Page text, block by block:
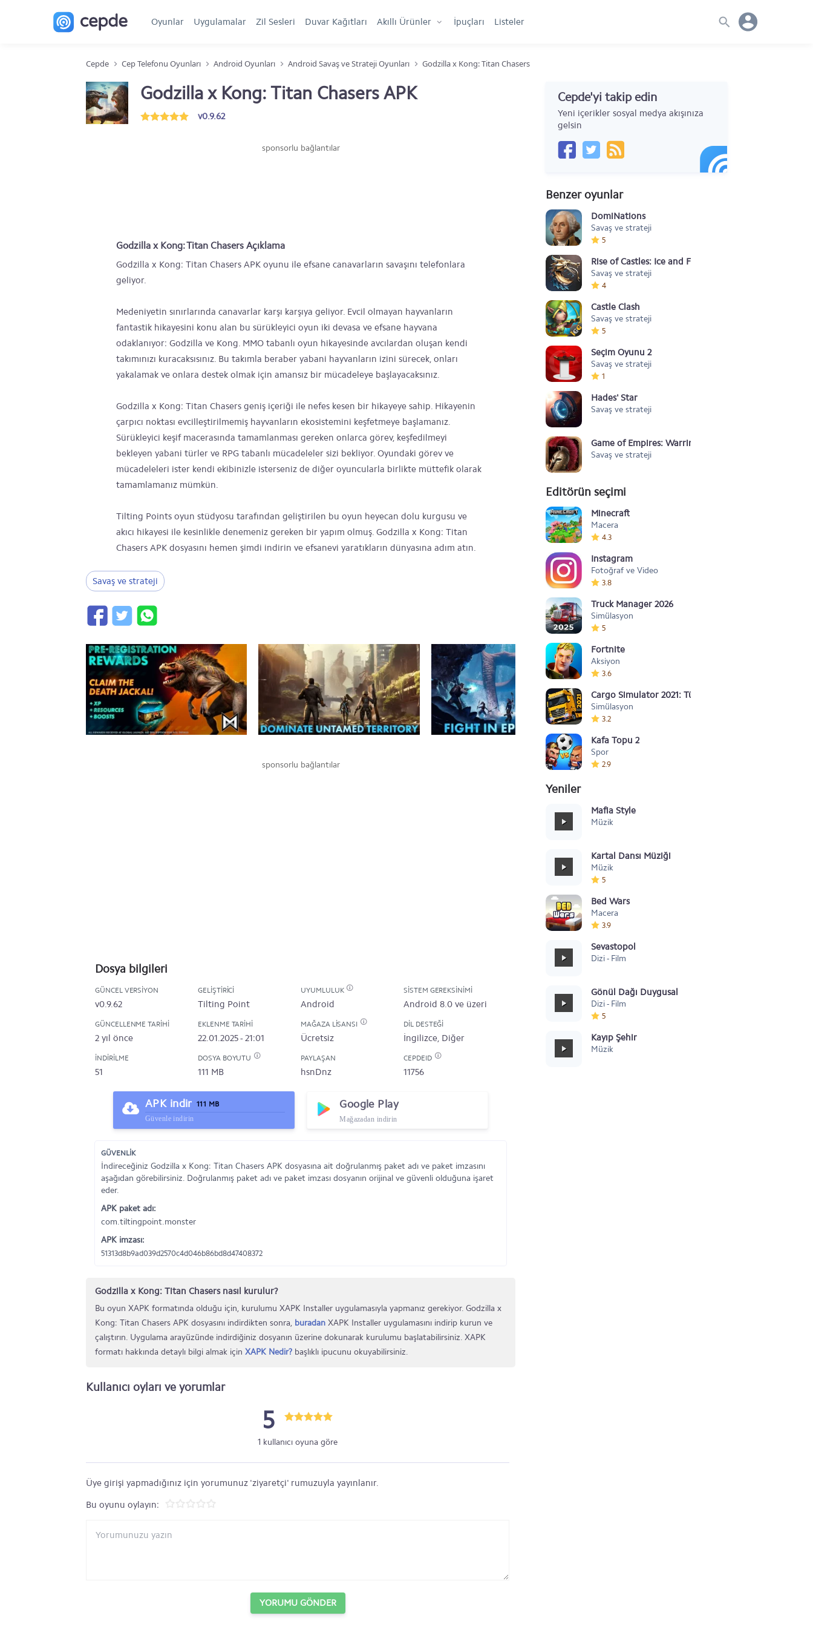
Oyunlar Uygulamalar Zil Sesleri Duvar Kağıtları Akıllı Ürünler İpuçları Listeler
Cepde Cep Telefonu Oyunları Android Oyunları Android Savaş ve Strateji Oyunları Godzilla x Kong: Titan Chasers
Godzilla x Kong: Titan Chasers APK
v0.9.62
sponsorlu bağlantılar
Godzilla x Kong: Titan Chasers Açıklama
Godzilla x Kong: Titan Chasers APK oyunu ile efsane canavarların savaşını telefonlara
geliyor.
Medeniyetin sınırlarında canavarlar karşı karşıya geliyor. Evcil olmayan hayvanların
fantastik hikayesini konu alan bu sürükleyici oyun iki devasa ve efsane hayvana
odaklanıyor: Godzilla ve Kong. MMO tabanlı oyun hikayesinde avcılardan oluşan kendi
takımınızı kuracaksısınız. Bu takımla beraber yabani hayvanların izini sürecek, onları
yakalamak ve onlara destek olmak için amansız bir mücadeleye başlayacaksınız.
Godzilla x Kong: Titan Chasers geniş içeriği ile nefes kesen bir hikayeye sahip. Hikayenin
çarpıcı noktası evcilleştirilmemiş hayvanların ekosistemini keşfetmeye başlamanız.
Sürükleyici keşif macerasında tamamlanması gereken onlarca görev, keşfedilmeyi
bekleyen yabani türler ve RPG tabanlı mücadeleler sizi bekliyor. Oyundaki görev ve
mücadeleleri ister kendi ekibinizle isterseniz de diğer oyuncularla birlikte müttefik olarak
tamamlamanız mümkün.
Tilting Points oyun stüdyosu tarafından geliştirilen bu oyun heyecan dolu kurgusu ve
akıcı hikayesi ile kesinlikle denemeniz gereken bir yapım olmuş. Godzilla x Kong: Titan
Chasers APK dosyasını hemen şimdi indirin ve efsanevi yaratıkların dünyasına adım atın.
Savaş ve strateji
sponsorlu bağlantılar
Dosya bilgileri
GÜNCEL VERSIYON
v0.9.62
GELIŞTIRICI
Tilting Point
UYUMLULUK
Android
SISTEM GEREKSINIMI
Android 8.0 ve üzeri
GÜNCELLENME TARIHI
2 yıl önce
EKLENME TARIHI
22.01.2025 - 21:01
MAĞAZA LISANSI
Ücretsiz
DIL DESTEĞI
İngilizce, Diğer
İNDIRILME
51
DOSYA BOYUTU
111 MB
PAYLAŞAN
hsnDnz
CEPDEID
11756
APK indir 111 MB
Güvenle indirin
Google Play
Mağazadan indirin
GÜVENLİK
İndireceğiniz Godzilla x Kong: Titan Chasers APK dosyasına ait doğrulanmış paket adı ve paket imzasını
aşağıdan görebilirsiniz. Doğrulanmış paket adı ve paket imzası dosyanın orijinal ve güvenli olduğuna işaret
eder.
APK paket adı:
com.tiltingpoint.monster
APK imzası:
51313d8b9ad039d2570c4d046b86bd8d47408372
Godzilla x Kong: Titan Chasers nasıl kurulur?
Bu oyun XAPK formatında olduğu için, kurulumu XAPK Installer uygulamasıyla yapmanız gerekiyor. Godzilla x
Kong: Titan Chasers APK dosyasını indirdikten sonra, buradan XAPK Installer uygulamasını indirip kurun ve
çalıştırın. Uygulama arayüzünde indirdiğiniz dosyanın üzerine dokunarak kurulumu başlatabilirsiniz. XAPK
formatı hakkında detaylı bilgi almak için XAPK Nedir? başlıklı ipucunu okuyabilirsiniz.
Cepde'yi takip edin
Yeni içerikler sosyal medya akışınıza
gelsin
Benzer oyunlar
DomiNations
Savaş ve strateji
5
Rise of Castles: Ice and Fire
Savaş ve strateji
4
Castle Clash
Savaş ve strateji
5
Seçim Oyunu 2
Savaş ve strateji
1
Hades' Star
Savaş ve strateji
Game of Empires: Warring Realms
Savaş ve strateji
Editörün seçimi
Minecraft
Macera
4.3
Instagram
Fotoğraf ve Video
3.8
Truck Manager 2026
Simülasyon
5
Fortnite
Aksiyon
3.6
Cargo Simulator 2021: Türkiye
Simülasyon
3.2
Kafa Topu 2
Spor
2.9
Yeniler
Mafia Style
Müzik
Kartal Dansı Müziği
Müzik
5
Bed Wars
Macera
3.9
Sevastopol
Dizi - Film
Gönül Dağı Duygusal
Dizi - Film
5
Kayıp Şehir
Müzik
Kullanıcı oyları ve yorumlar
5
1 kullanıcı oyuna göre
Üye girişi yapmadığınız için yorumunuz 'ziyaretçi' rumuzuyla yayınlanır.
Bu oyunu oylayın:
YORUMU GÖNDER